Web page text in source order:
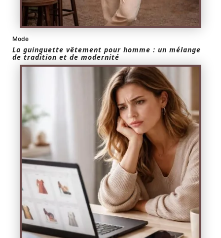
Mode
La guinguette vêtement pour homme : un mélange
de tradition et de modernité